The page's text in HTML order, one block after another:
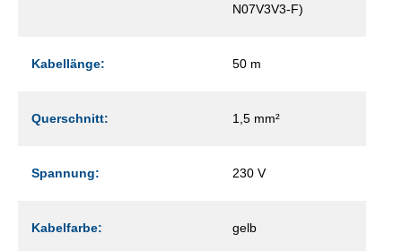
N07V3V3-F)
Kabellänge: 50 m
Querschnitt: 1,5 mm²
Spannung: 230 V
Kabelfarbe: gelb